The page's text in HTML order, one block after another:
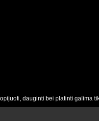
dauginti bei platinti galima